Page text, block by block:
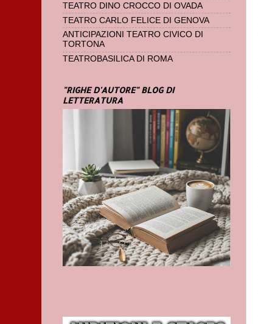
TEATRO DINO CROCCO DI OVADA
TEATRO CARLO FELICE DI GENOVA
ANTICIPAZIONI TEATRO CIVICO DI
TORTONA
TEATROBASILICA DI ROMA
"RIGHE D'AUTORE" BLOG DI
LETTERATURA